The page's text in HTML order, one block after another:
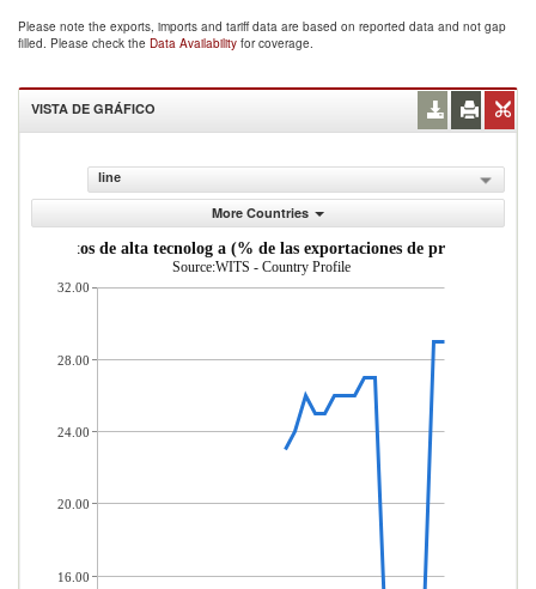
Please note the exports, imports and tariff data are based on reported data and not gap
filled. Please check the Data Availability for coverage.
VISTA DE GRÁFICO
line
More Countries
productos de alta tecnolog a (% de las exportaciones de productos
Source:WITS - Country Profile
32.00
28.00
24.00
20.00
16.00